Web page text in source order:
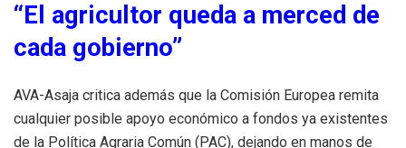
“El agricultor queda a merced de
cada gobierno”
AVA-Asaja critica además que la Comisión Europea remita
cualquier posible apoyo económico a fondos ya existentes
de la Política Agraria Común (PAC), dejando en manos de